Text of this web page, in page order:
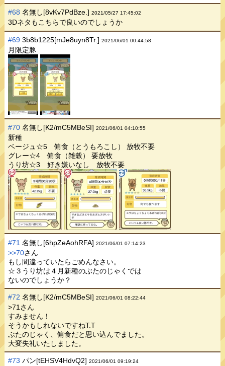
#68 名無し[8vKv7PdBze.]2021/05/27 17:45:02
3Dネタもこちらで良いのでしょうか
#69 3b8b1225[mJe8uyn8Tr.]2021/06/01 00:44:58
月限定豚
#70 名無し[K2/mC5MBeSI]2021/06/01 04:10:55
新種
ベージュ☆5 偏食（とうもろこし） 放牧不要
グレー☆4 偏食（雑穀） 要放牧
うり坊☆3 好き嫌いなし 放牧不要
#71 名無し[6hpZeAohRFA]2021/06/01 07:14:23
>>70さん
もし間違っていたらごめんなさい。
☆３うり坊は４月新種のぶたのじゃくでは
ないのでしょうか？
#72 名無し[K2/mC5MBeSI]2021/06/01 08:22:44
>71さん
すみません！
そうかもしれないですねT.T
ぶたのじゃく、偏食だと思い込んでました。
大変失礼いたしました。
#73 パン[tEHSV4HdvQ2]2021/06/01 09:19:24